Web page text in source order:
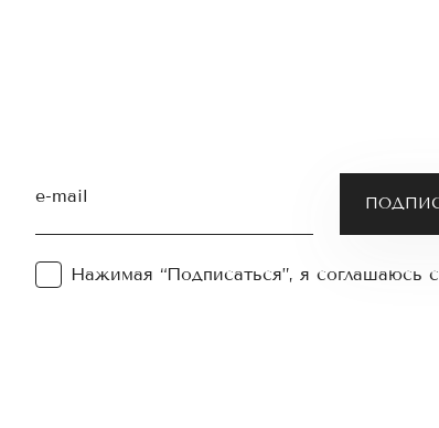
e-mail
Нажимая “Подписаться”, я соглашаюсь с